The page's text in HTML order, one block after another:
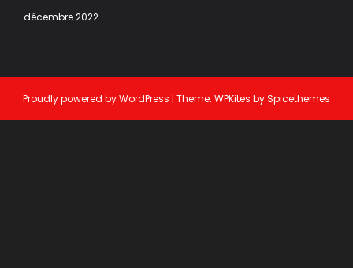
décembre 2022
Proudly powered byWordPress | Theme: WPKites bySpicethemes